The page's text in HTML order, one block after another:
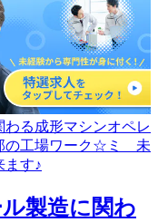
製造に関わ